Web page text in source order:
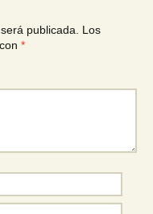
publicada.
Los
*